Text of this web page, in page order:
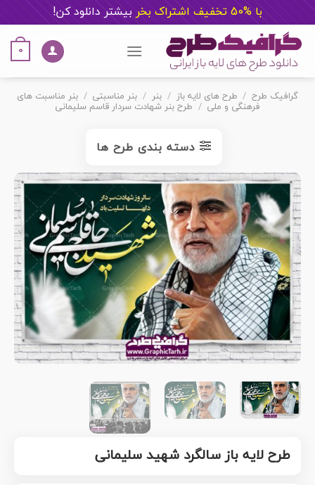
با %50 تخفیف اشتراک بخر بیشتر دانلود کن!
content
0
گرافیک طرح / طرح های لایه باز / بنر / بنر مناسبتی / بنر مناسبت های
فرهنگی و ملی / طرح بنر شهادت سردار قاسم سلیمانی
دسته بندی طرح ها
طرح لایه باز سالگرد شهید سلیمانی